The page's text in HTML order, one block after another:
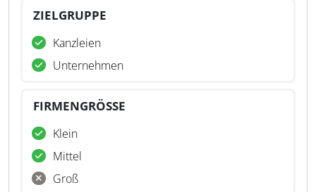
ZIELGRUPPE
Kanzleien
Unternehmen
FIRMENGRÖSSE
Klein
Mittel
Groß